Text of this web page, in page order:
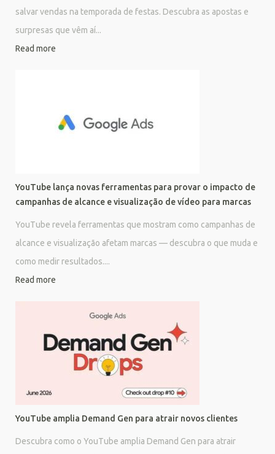
salvar vendas na temporada de festas. Descubra as apostas e
surpresas que vêm aí...
Read more
YouTube lança novas ferramentas para provar o impacto de
campanhas de alcance e visualização de vídeo para marcas
YouTube revela ferramentas que mostram como campanhas de
alcance e visualização afetam marcas — descubra o que muda e
como medir resultados....
Read more
YouTube amplia Demand Gen para atrair novos clientes
Descubra como o YouTube amplia Demand Gen para atrair